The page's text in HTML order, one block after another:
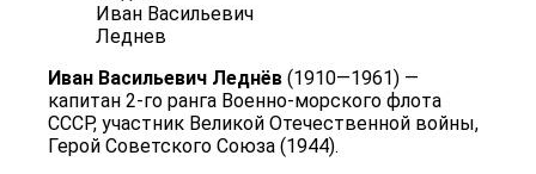
Иван Васильевич
Леднев
Иван Васильевич Леднёв (1910—1961) —
капитан 2-го ранга Военно-морского флота
СССР, участник Великой Отечественной войны,
Герой Советского Союза (1944).